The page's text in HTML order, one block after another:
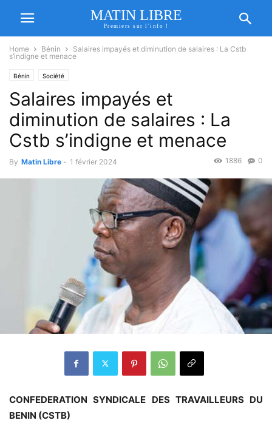
MATIN LIBRE
Premiers sur l'info !
Home Bénin
Salaires impayés et diminution de salaires : La Cstb
s’indigne et menace
Bénin Société
Salaires impayés et
diminution de salaires : La
Cstb s’indigne et menace
By Matin Libre - 1 février 2024 0
1886
CONFEDERATION SYNDICALE DES TRAVAILLEURS DU
BENIN (CSTB)